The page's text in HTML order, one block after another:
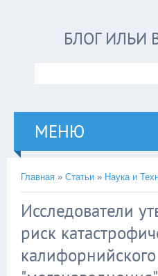
БЛОГ ИЛЬИ
МЕНЮ
Главная » Статьи » Наука и
Исследователи
риск
калифорнийского